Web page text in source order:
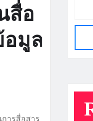
สื่อ
อมูล